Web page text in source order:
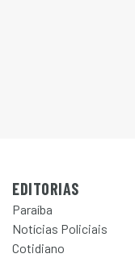
EDITORIAS
Paraíba
Notícias Policiais
Cotidiano